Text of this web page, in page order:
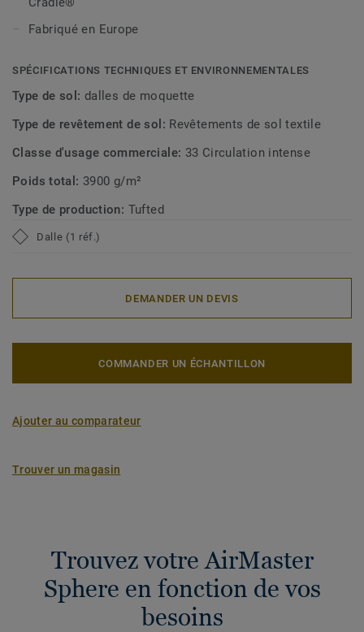
Fabriqué en Europe
SPÉCIFICATIONS TECHNIQUES ET ENVIRONNEMENTALES
Type de sol: dalles de moquette
Type de revêtement de sol: Revêtements de sol textile
Classe d'usage commerciale: 33 Circulation intense
Poids total: 3900 g/m²
Type de production: Tufted
Dalle (1 réf.)
DEMANDER UN DEVIS
COMMANDER UN ÉCHANTILLON
Ajouter au comparateur
Trouver un magasin
Trouvez votre AirMaster
Sphere en fonction de vos
besoins